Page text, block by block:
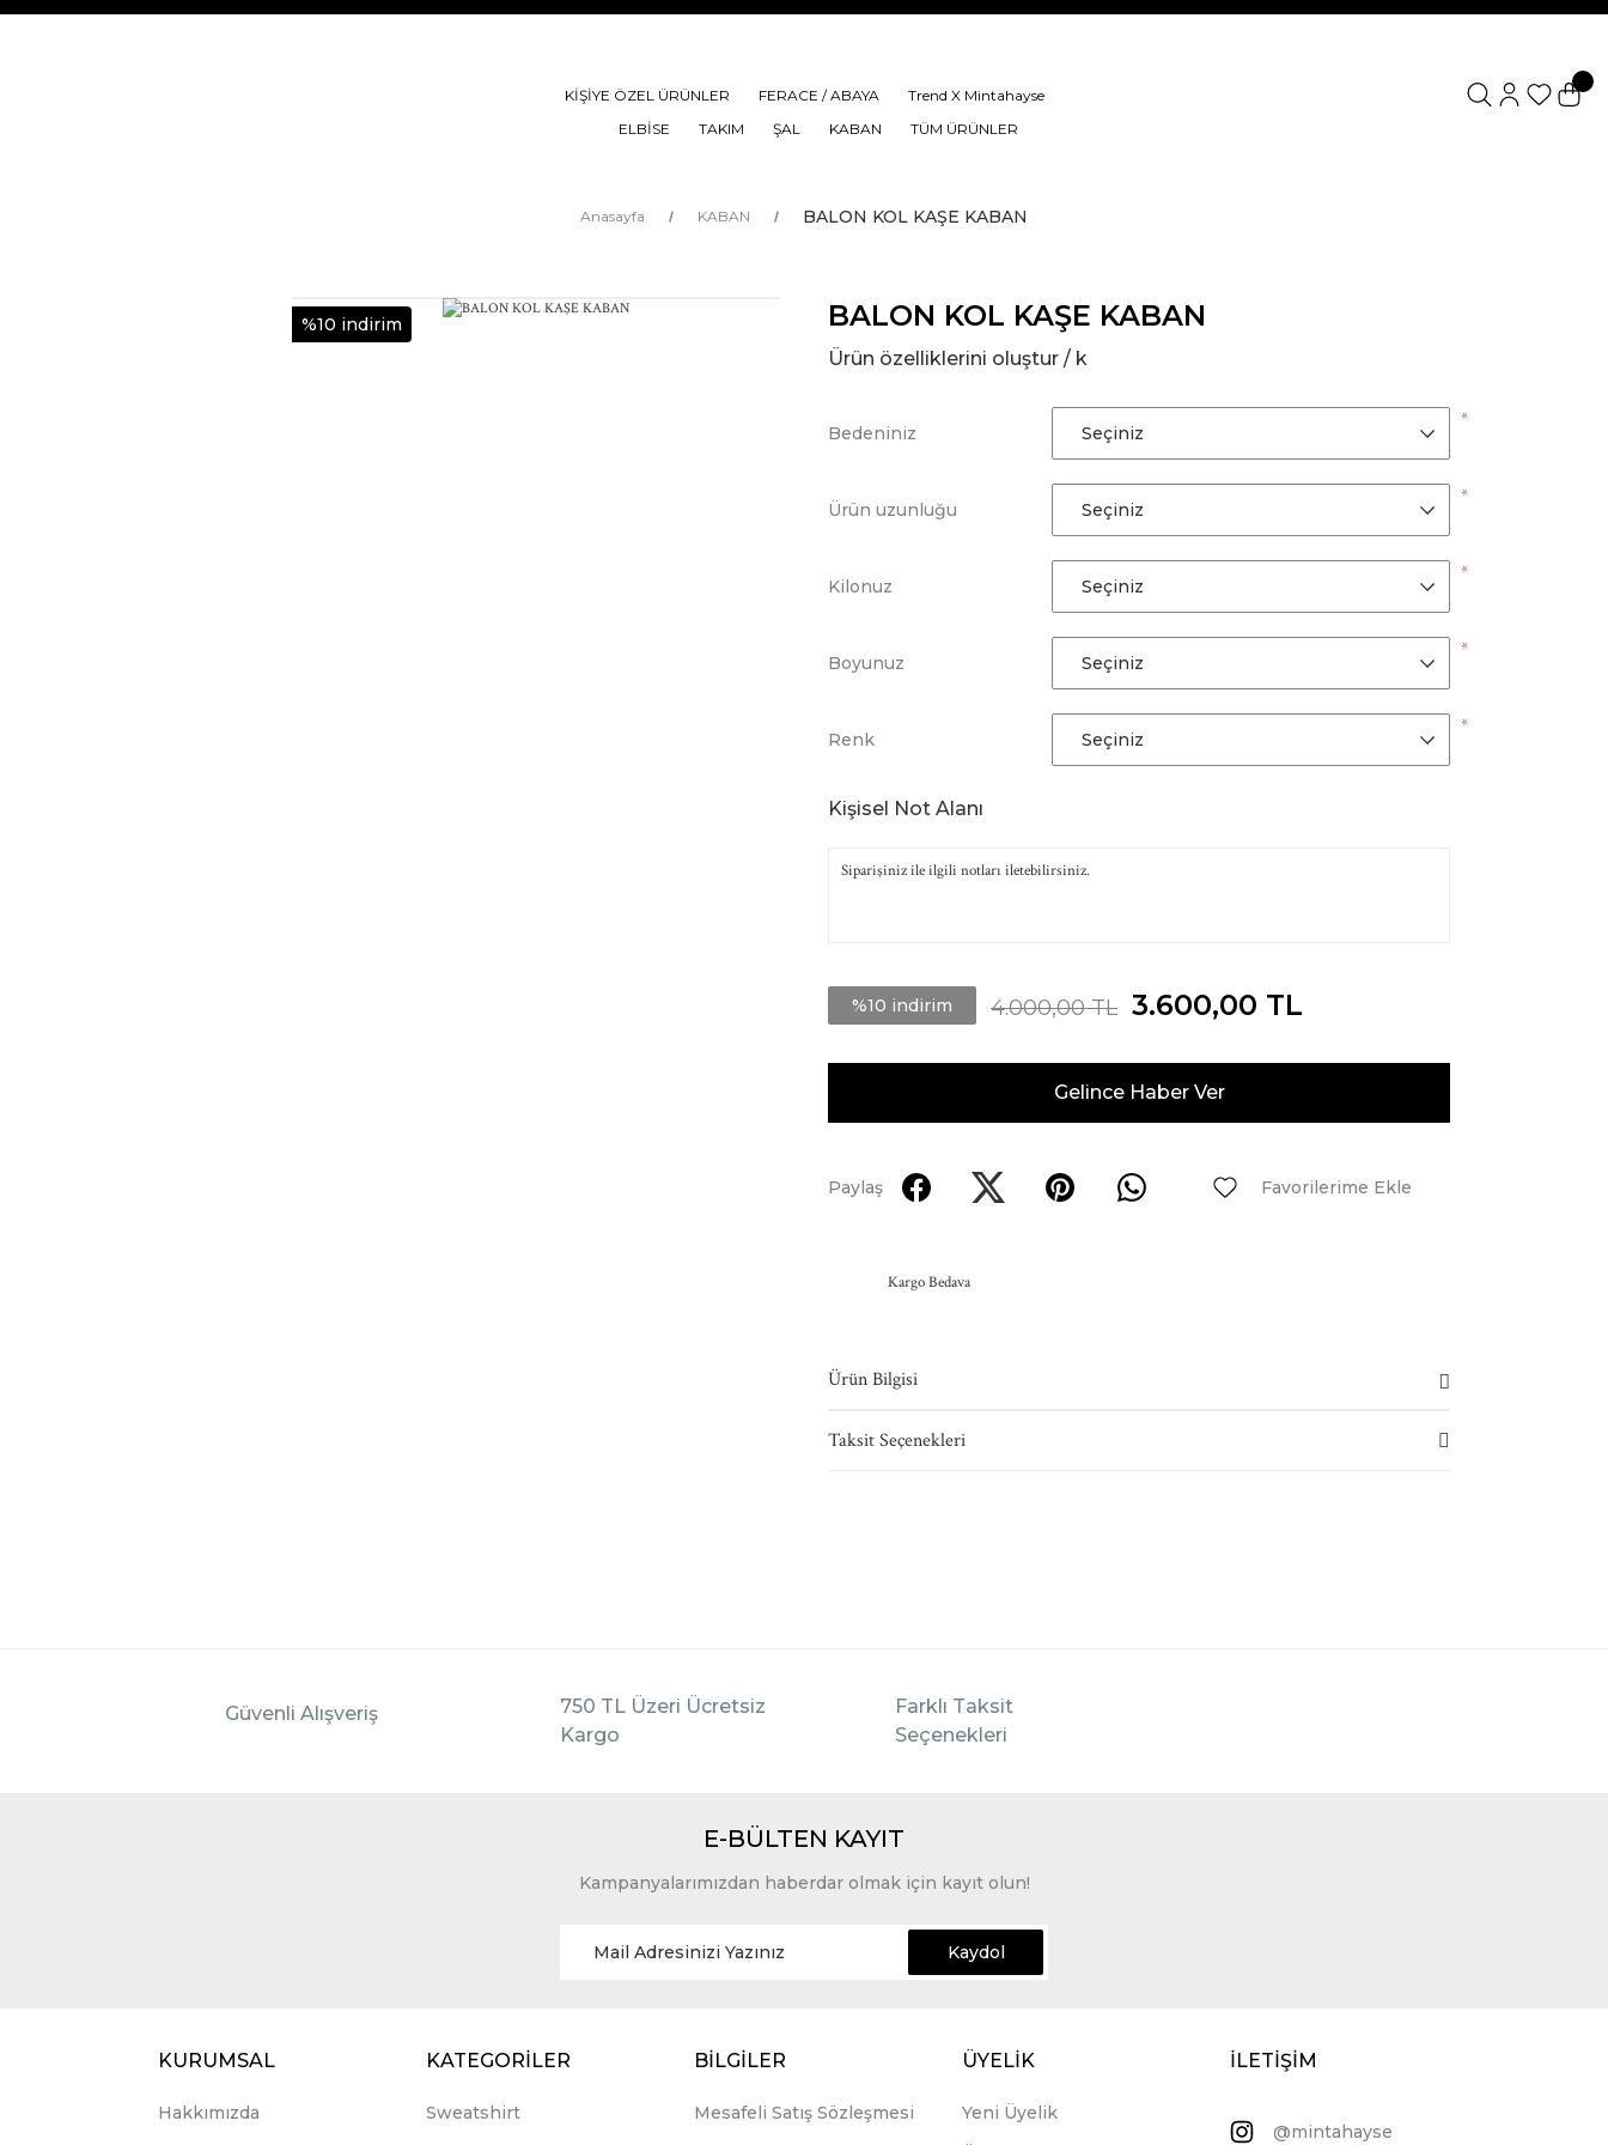
KİŞİYE ÖZEL ÜRÜNLER FERACE / ABAYA
Trend X Mintahayse
ELBİSE
TAKIM ŞAL KABAN TÜM ÜRÜNLER
Anasayfa KABAN BALON KOL KAŞE KABAN
%10 indirim BALON KOL KAŞE KABAN
Ürün özelliklerini oluştur / k
Bedeniniz
*
Ürün uzunluğu
*
Kilonuz
*
Boyunuz
*
Renk
*
Kişisel Not Alanı
%10 indirim 4.000,00 TL 3.600,00 TL
Gelince Haber Ver
Paylaş
Kargo Bedava
Ürün Bilgisi
Taksit Seçenekleri
Güvenli Alışveriş
750 TL Üzeri Ücretsiz
Kargo
Farklı Taksit
Seçenekleri
E-BÜLTEN KAYIT
Kampanyalarımızdan haberdar olmak için kayıt olun!
Kaydol
KURUMSAL
Hakkımızda
KATEGORİLER
Sweatshirt
BİLGİLER
Mesafeli Satış Sözleşmesi
ÜYELİK
Yeni Üyelik
İLETİŞİM
@mintahayse